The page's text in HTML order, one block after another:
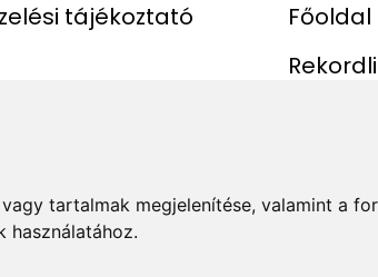
tartalmak megjelenítése, valamint a
használatához.
tájékoztató
Főoldal